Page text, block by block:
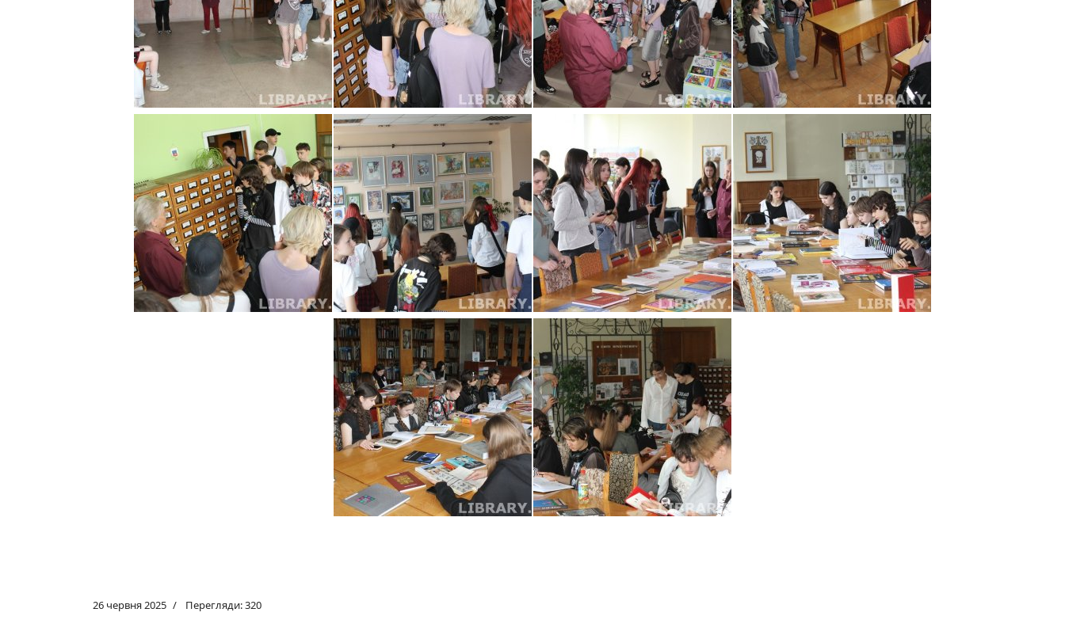
26 червня 2025 Перегляди: 320